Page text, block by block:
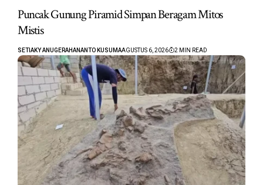
Puncak Gunung Piramid Simpan Beragam Mitos
Mistis
SETIAKY ANUGERAHANANTO KUSUMAAGUSTUS 6, 2026 2 MIN READ